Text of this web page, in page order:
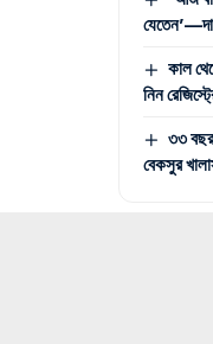
কাল
নিন
৩৩ বছর
বেকসুর